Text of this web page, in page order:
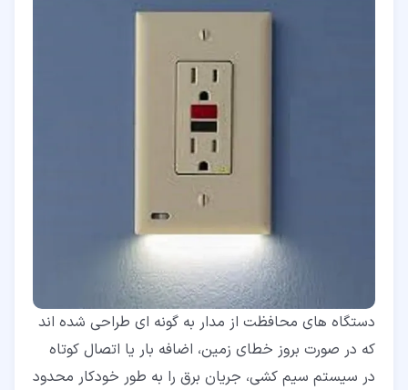
دستگاه های محافظت از مدار به گونه ای طراحی شده اند
که در صورت بروز خطای زمین، اضافه بار یا اتصال کوتاه
در سیستم سیم کشی، جریان برق را به طور خودکار محدود